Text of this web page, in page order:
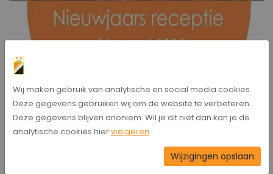
Wij maken gebruik van analytische en social media cookies.
Deze gegevens gebruiken wij om de website te verbeteren.
Deze gegevens blijven anoniem. Wil je dit niet dan kan je de
analytische cookies hierweigeren
Wijzigingen opslaan